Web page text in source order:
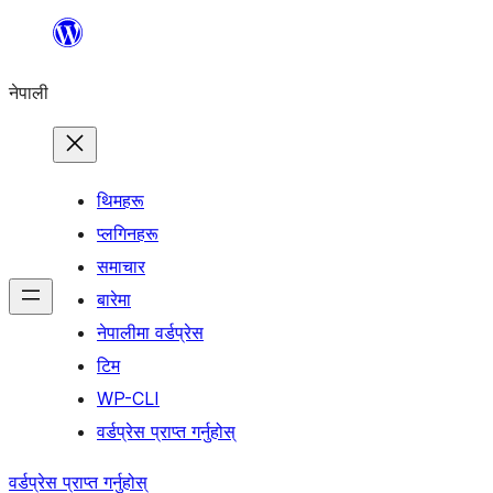
सामग्रीमा
नेपाली
थिमहरू
प्लगिनहरू
समाचार
बारेमा
नेपालीमा वर्डप्रेस
टिम
WP-CLI
वर्डप्रेस प्राप्त गर्नुहोस्
वर्डप्रेस प्राप्त गर्नुहोस्